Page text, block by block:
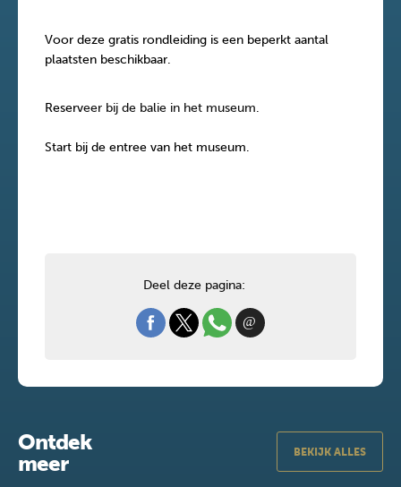
Voor deze gratis rondleiding is een beperkt aantal
plaatsten beschikbaar.
Reserveer bij de balie in het museum.
Start bij de entree van het museum.
Deel deze pagina:
Ontdek
meer
BEKIJK ALLES